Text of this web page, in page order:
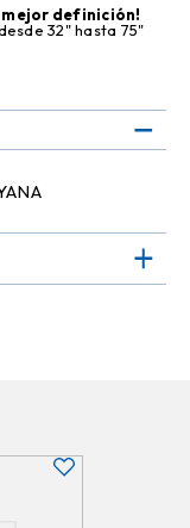
mejor definición!
32" hasta 75"